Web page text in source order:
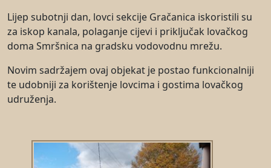
Lijep subotnji dan, lovci sekcije Gračanica iskoristili su
za iskop kanala, polaganje cijevi i priključak lovačkog
doma Smršnica na gradsku vodovodnu mrežu.
Novim sadržajem ovaj objekat je postao funkcionalniji
te udobniji za korištenje lovcima i gostima lovačkog
udruženja.